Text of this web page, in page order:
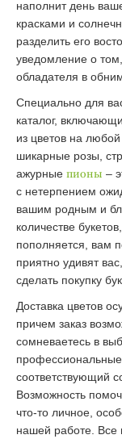
наполнит день
красками и
разделить его
уведомление о
обладателя в
Специально для
каталог,
из цветов на
шикарные розы,
ажурные пионы –
с нетерпением
вашим родным и
количестве
пополняется, вам
приятно удивят
сделать покупку
Доставка цветов
причем заказ
сомневаетесь в
соответствующий
Возможность
что-то личное,
нашей работе. Все